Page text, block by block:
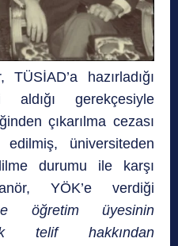
hazırladığı
gerekçesiyle
çıkarılma cezası
üniversiteden
durumu ile karşı
YÖK’e verdiği
öğretim üyesinin
telif hakkından